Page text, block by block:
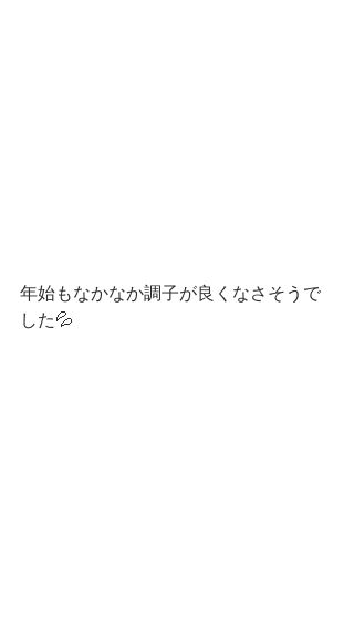
年始もなかなか調子が良くなさそうで
した💦